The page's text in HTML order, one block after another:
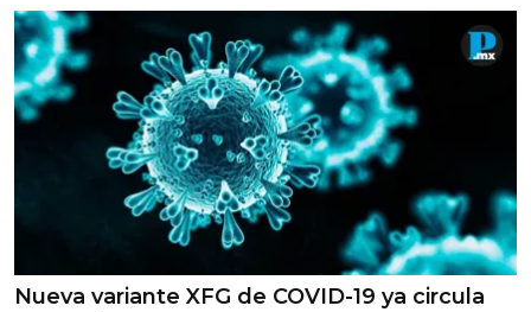
Nueva variante XFG de COVID-19 ya circula